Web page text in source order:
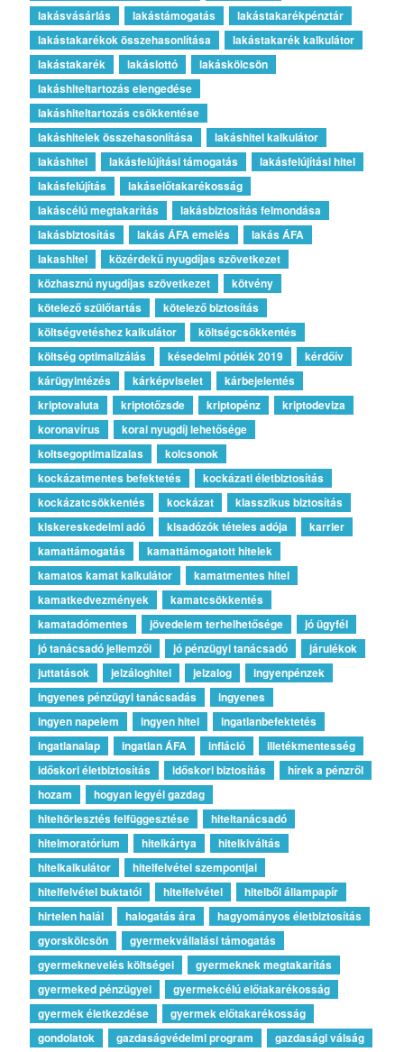
lakásvásárlás lakástámogatás
lakástakarékpénztár
lakástakarékok összehasonlítása
lakástakarék kalkulátor
lakástakarék
lakáslottó
lakáskölcsön
lakáshiteltartozás elengedése
lakáshiteltartozás csökkentése
lakáshitelek összehasonlítása
lakáshitel kalkulátor
lakáshitel
lakásfelújítási támogatás
lakásfelújítási hitel
lakásfelújítás
lakáselőtakarékosság
lakáscélú megtakarítás
lakásbiztosítás felmondása
lakásbiztosítás
lakás ÁFA emelés
lakás ÁFA
lakashitel
közérdekű nyugdíjas szövetkezet
közhasznú nyugdíjas szövetkezet
kötvény
kötelező szülőtartás
kötelező biztosítás
költségvetéshez kalkulátor
költségcsökkentés
költség optimalizálás
késedelmi pótlék 2019
kérdőív
kárügyintézés
kárképviselet
kárbejelentés
kriptovaluta
kriptotőzsde kriptopénz
kriptodeviza
koronavírus
korai nyugdíj lehetősége
koltsegoptimalizalas
kolcsonok
kockázatmentes befektetés
kockázati életbiztosítás
kockázatcsökkentés
kockázat
klasszikus biztosítás
kiskereskedelmi adó
kisadózók tételes adója
karrier
kamattámogatás
kamattámogatott hitelek
kamatos kamat kalkulátor
kamatmentes hitel
kamatkedvezmények
kamatcsökkentés
kamatadómentes
jövedelem terhelhetősége
jó ügyfél
jó tanácsadó jellemzői
jó pénzügyi tanácsadó
járulékok
juttatások
jelzáloghitel jelzalog
ingyenpénzek
ingyenes pénzügyi tanácsadás
ingyenes
ingyen napelem
ingyen hitel
ingatlanbefektetés
ingatlanalap
ingatlan ÁFA infláció
illetékmentesség
időskori életbiztosítás
időskori biztosítás
hírek a pénzről
hozam
hogyan legyél gazdag
hiteltörlesztés felfüggesztése
hiteltanácsadó
hitelmoratórium
hitelkártya
hitelkiváltás
hitelkalkulátor
hitelfelvétel szempontjai
hitelfelvétel buktatói
hitelfelvétel
hitelből állampapír
hirtelen halál
halogatás ára
hagyományos életbiztosítás
gyorskölcsön
gyermekvállalási támogatás
gyermeknevelés költségei
gyermeknek megtakarítás
gyermeked pénzügyei
gyermekcélú előtakarékosság
gyermek életkezdése
gyermek előtakarékosság
gondolatok
gazdaságvédelmi program
gazdasági válság